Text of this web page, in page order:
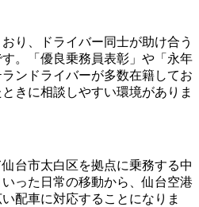
り、ドライバー同士が助け合う
。「優良乗務員表彰」や「永年
ンドライバーが多数在籍してお
きに相談しやすい環境がありま
台市太白区を拠点に乗務する中
った日常の移動から、仙台空港
配車に対応することになりま